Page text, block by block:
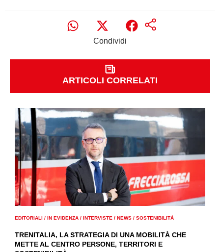
Condividi
ARTICOLI CORRELATI
EDITORIALI / IN EVIDENZA / INTERVISTE / NEWS / SOSTENIBILITÀ
TRENITALIA, LA STRATEGIA DI UNA MOBILITÀ CHE
METTE AL CENTRO PERSONE, TERRITORI E